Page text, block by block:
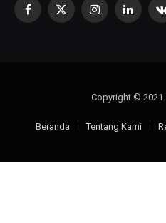
Facebook
X
InstagramLinkedIn
Copyright © 2021.
Beranda Tentang Kami